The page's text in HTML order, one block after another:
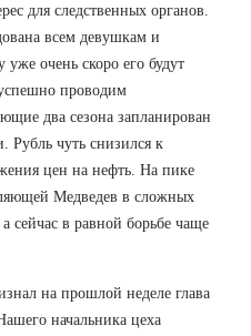
для следственных органов.
всем девушкам и
очень скоро его будут
проводим
два сезона запланирован
чуть снизился к
цен на нефть. На пике
Медведев в сложных
сейчас в равной борьбе чаще
на прошлой неделе глава
начальника цеха